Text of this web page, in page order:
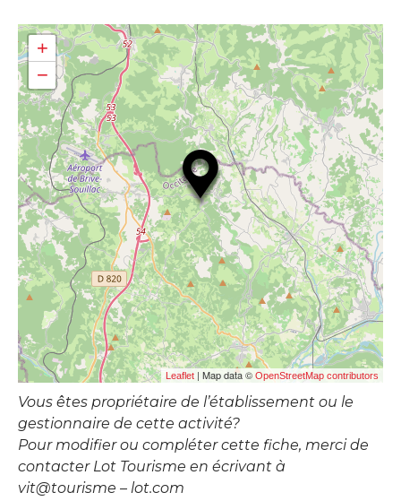
+
−
Leaflet | Map data © OpenStreetMap contributors
Vous êtes propriétaire de l’établissement ou le
gestionnaire de cette activité?
Pour modifier ou compléter cette fiche, merci de
contacter Lot Tourisme en écrivant à
vit@tourisme – lot.com